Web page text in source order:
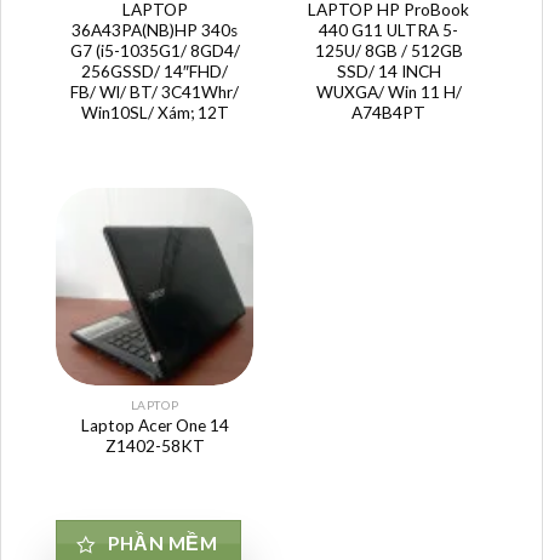
LAPTOP
36A43PA(NB)HP 340s
G7 (i5-1035G1/ 8GD4/
256GSSD/ 14″FHD/
FB/ Wl/ BT/ 3C41Whr/
Win10SL/ Xám; 12T
LAPTOP HP ProBook
440 G11 ULTRA 5-
125U/ 8GB / 512GB
SSD/ 14 INCH
WUXGA/ Win 11 H/
A74B4PT
LAPTOP
Laptop Acer One 14
Z1402-58KT
PHẦN MỀM